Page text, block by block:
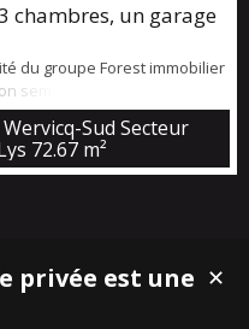
chambres, un garage
du groupe Forest immobilier
mitoyenne de 72 m²
en 2010. Un foyer
de vie confortable et
serez accueilli par une
intégré. Le salon
Sud Secteur
72.67 m²
✕
privée est une